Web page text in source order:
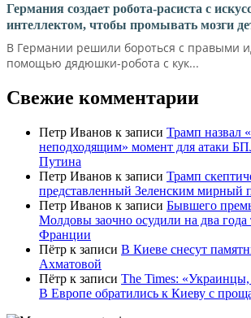
Германия создает робота-расиста с
интеллектом, чтобы промывать мозги
В Германии решили бороться с правыми
помощью дядюшки-робота с кук...
Свежие комментарии
Петр Иванов к записи Трамп назвал
неподходящим» момент для атаки
Путина
Петр Иванов к записи Трамп
представленный Зеленским мирный
Петр Иванов к записи Бывшего
Молдовы заочно осудили на два
Франции
Пётр к записи В Киеве снесут
Ахматовой
Пётр к записи Тhe Times:
В Европе обратились к Киеву с